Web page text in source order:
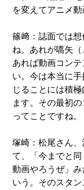
を変えてアニメ動
篠﨑：誌面では
ね。あれが嚆矢
あれば動画コン
い。今は本当に
じることには積
ます。その最初
ってことですね。
塚崎：松尾さん
て、「今までと
動画やろうぜ」
いう。そのスタ